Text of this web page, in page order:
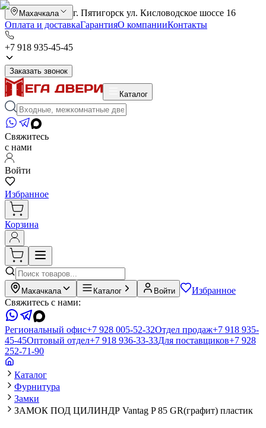
Махачкала
г. Пятигорск ул. Кисловодское шоссе 16
Оплата и доставкаГарантияО компанииКонтакты
+7 918 935-45-45
Заказать звонок
Каталог
Свяжитесь
с нами
Войти
Избранное
Корзина
Махачкала Каталог Войти
Избранное
Свяжитесь с нами:
Региональный офис+7 928 005-52-32Отдел продаж+7 918 935-
45-45Оптовый отдел+7 918 936-33-33Для поставщиков+7 928
252-71-90
Каталог
Фурнитура
Замки
ЗАМОК ПОД ЦИЛИНДР Vantag P 85 GR(графит) пластик